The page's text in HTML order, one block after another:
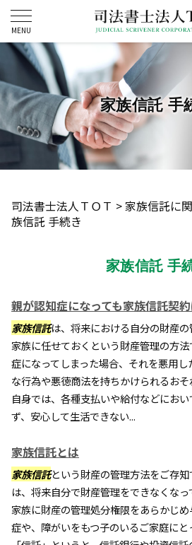
家族信託 手
司法書士法人ＴＯＴ >家族信託に
族信託 手続き
家族信託 手
親が認知症になっても家族信託契
家族信託は、将来における自分の財産
家族に任せておくという財産管理の方
症になってしまった場合、それを悪用
な行為や悪徳商法を持ちかけられるお
自身では、各種支払いや給付などにお
ず、安心して生活できない...
家族信託とは
家族信託という財産の管理方法をご存知
は、将来自分で財産管理をできなくなっ
家族に財産の管理処分権限をあらかじ
症や、障がいをもつ子のいるご家庭にと